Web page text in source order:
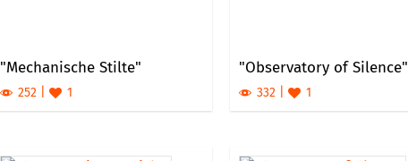
"Mechanische Stilte"
252 1
"Observatory of Silence"
332 1